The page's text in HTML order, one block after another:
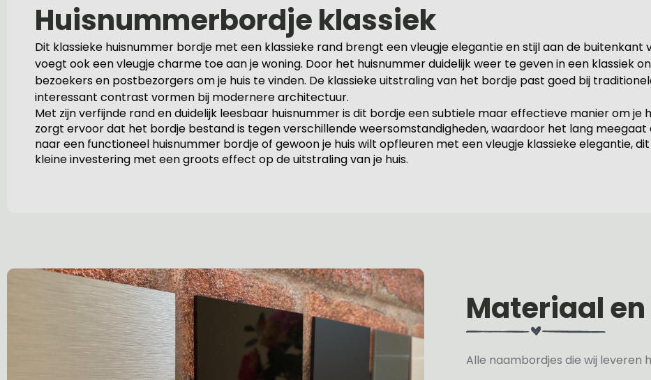
Huisnummerbordje klassiek
Dit klassieke huisnummer bordje met een klassieke rand brengt een vleugje elegantie en stijl aan de buitenkant
voegt ook een vleugje charme toe aan je woning. Door het huisnummer duidelijk weer te geven in een klassiek
bezoekers en postbezorgers om je huis te vinden. De klassieke uitstraling van het bordje past goed bij
interessant contrast vormen bij modernere architectuur.
Met zijn verfijnde rand en duidelijk leesbaar huisnummer is dit bordje een subtiele maar effectieve manier om
zorgt ervoor dat het bordje bestand is tegen verschillende weersomstandigheden, waardoor het lang meegaat
naar een functioneel huisnummer bordje of gewoon je huis wilt opfleuren met een vleugje klassieke elegantie,
kleine investering met een groots effect op de uitstraling van je huis.
Materiaal
Alle naambordjes die wij leveren